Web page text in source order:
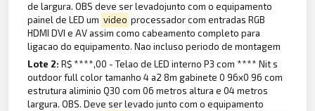
de largura. OBS deve ser levadojunto com o equipamento
painel de LED um video processador com entradas RGB
HDMI DVI e AV assim como cabeamento completo para
ligacao do equipamento. Nao incluso periodo de montagem
Lote 2:R$ ****,00 - Telao de LED interno P3 com **** Nit s
outdoor full color tamanho 4 a2 8m gabinete 0 96x0 96 com
estrutura aliminio Q30 com 06 metros altura e 04 metros
largura. OBS. Deve ser levado junto com o equipamento